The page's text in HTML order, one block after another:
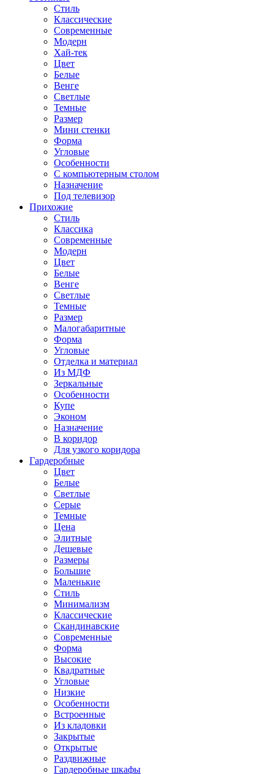
Стиль
Классические
Современные
Модерн
Хай-тек
Цвет
Белые
Венге
Светлые
Темные
Размер
Мини стенки
Форма
Угловые
Особенности
С компьютерным столом
Назначение
Под телевизор
Прихожие
Стиль
Классика
Современные
Модерн
Цвет
Белые
Венге
Светлые
Темные
Размер
Малогабаритные
Форма
Угловые
Отделка и материал
Из МДФ
Зеркальные
Особенности
Купе
Эконом
Назначение
В коридор
Для узкого коридора
Гардеробные
Цвет
Белые
Светлые
Серые
Темные
Цена
Элитные
Дешевые
Размеры
Большие
Маленькие
Стиль
Минимализм
Классические
Скандинавские
Современные
Форма
Высокие
Квадратные
Угловые
Низкие
Особенности
Встроенные
Из кладовки
Закрытые
Открытые
Раздвижные
Гардеробные шкафы